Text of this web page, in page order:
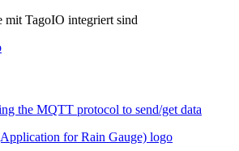
mit TagoIO integriert sind
the MQTT protocol to send/get data